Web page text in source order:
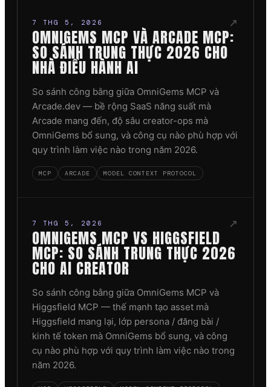
7 THG 5, 2026 ↗
OMNIGEMS MCP VÀ ARCADE MCP:
SO SÁNH TRUNG THỰC 2026 CHO
NHÀ ĐIỀU HÀNH AI
So sánh công bằng giữa OmniGems MCP và
Arcade.dev — bề rộng SaaS năng suất mà
Arcade mang đến, độ sâu creator-ops mà
OmniGems bổ sung, và công cụ nào phù hợp với
quy trình làm việc nào trong năm 2026.
MCP ARCADE MODEL CONTEXT PROTOCOL
7 THG 5, 2026 ↗
OMNIGEMS MCP VS HIGGSFIELD
MCP: SO SÁNH TRUNG THỰC 2026
CHO AI CREATOR
So sánh công bằng giữa OmniGems MCP và
Higgsfield MCP — thế mạnh tạo asset mà
Higgsfield mang lại, lớp persona / đăng bài /
kinh tế token mà OmniGems bổ sung, và công
cụ nào phù hợp với quy trình làm việc nào trong
năm 2026.